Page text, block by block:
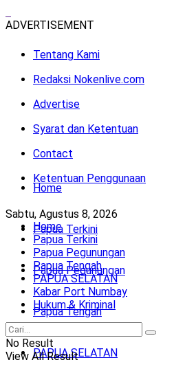
ADVERTISEMENT
Tentang Kami
Redaksi Nokenlive.com
Advertise
Syarat dan Ketentuan
Contact
Ketentuan Penggunaan
Sabtu, Agustus 8, 2026
Home
Papua Terkini
Papua Pegunungan
Papua Tengah
PAPUA SELATAN
Home
Papua Terkini
Papua Pegunungan
Papua Tengah
PAPUA SELATAN
Kabar Port Numbay
Hukum & Kriminal
No Result
View All Result